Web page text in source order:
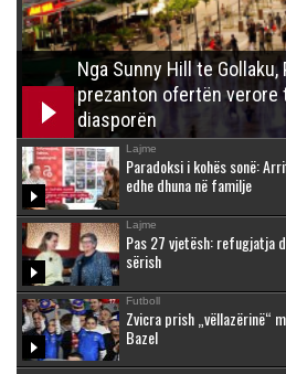
Nga Sunny Hill te Gollaku,
prezanton ofertën verore
diasporën
Lajme
Paradoksi i kohës sonë:
edhe dhuna në familje
Lajme
Pas 27 vjetësh: refugjatja
sërish
Futboll
Zvicra prish „vëllazërinë“
Bazel